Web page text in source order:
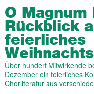
O Magnum
Rückblick
feierliches
Über hundert Mitwirkende
Dezember ein feierliches
Chorliteratur aus